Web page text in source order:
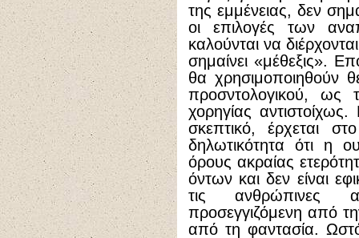
της εμμένειας, δεν
οι επιλογές των
καλούνται να
σημαίνει «μέθεξις».
θα χρησιμοποιηθούν
προσντολογικού, ως
χορηγίας αντιστοίχως.
σκεπτικό, έρχεται
δηλωτικότητα ότι η
όρους ακραίας
όντων και δεν είναι
τις ανθρώπινες
προσεγγιζόμενη από
από τη φαντασία.